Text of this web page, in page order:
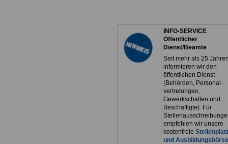
INFO-SERVICE
Öffentlicher
Dienst/Beamte
Seit mehr als 25
informieren wir den
öffentlichen Dienst
(Behörden, Personal-
vertretungen,
Gewerkschaften und
Beschäftigte). Für
empfehlen wir unsere
kostenfreie
und Ausbildungsbörse